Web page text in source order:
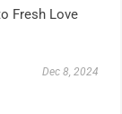
Fresh Love
Dec 8, 2024